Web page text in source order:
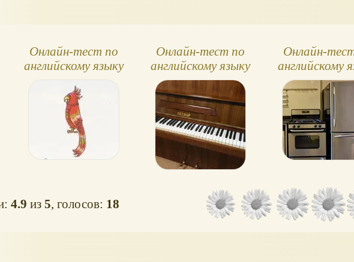
Онлайн-тест по
английскому языку
класс
Онлайн-тест по
английскому языку
№26, Spotlight, 3
класс
Онлайн-
английскому
№23,
класс
4.9 из5, голосов: 18